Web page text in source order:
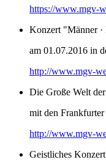
https://www.mgv-
Konzert "Männer ·
am 01.07.2016 in
http://www.mgv-
Die Große Welt
mit den
http://www.mgv-
Geistliches Konzert